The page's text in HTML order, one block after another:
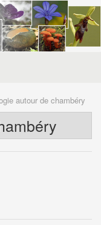
autour de chambéry